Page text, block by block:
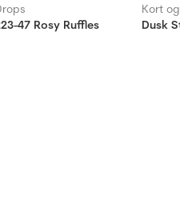
47 Rosy Ruffles
Kort
Dusk